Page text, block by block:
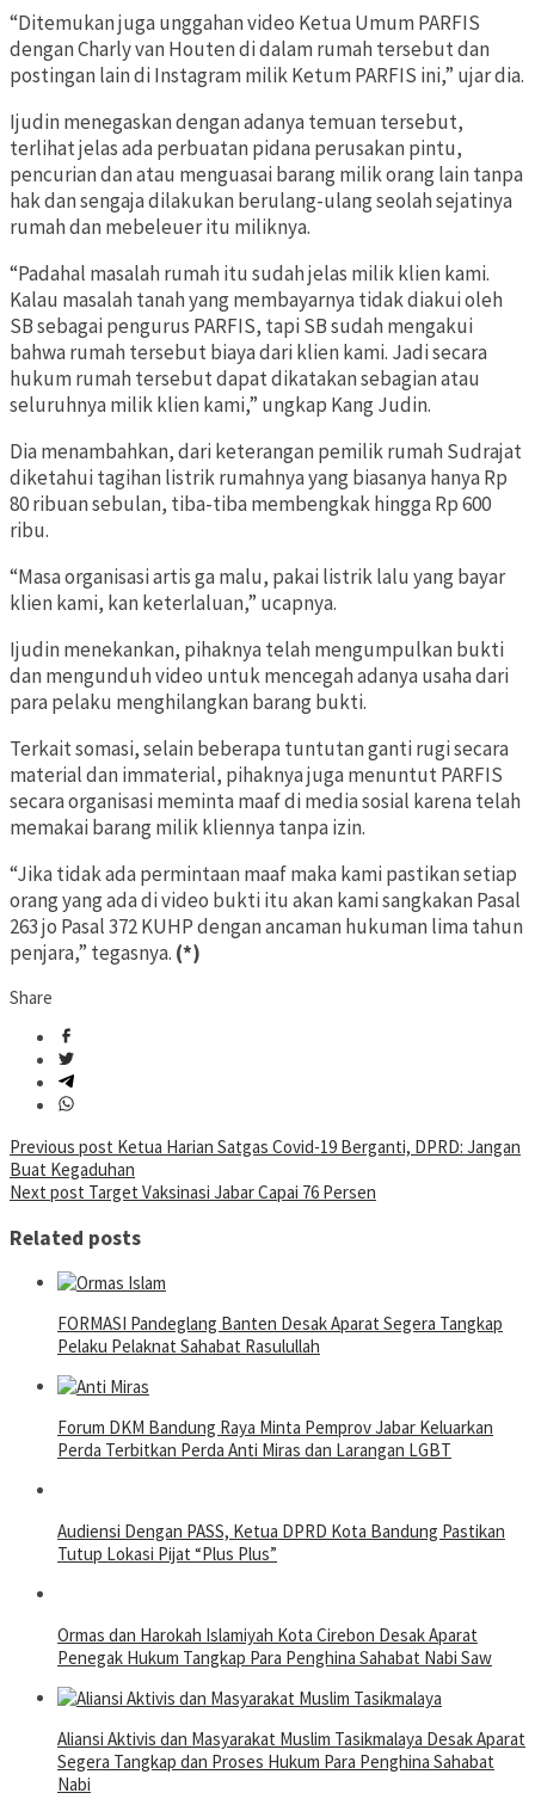
“Ditemukan juga unggahan video Ketua Umum PARFIS
dengan Charly van Houten di dalam rumah tersebut dan
postingan lain di Instagram milik Ketum PARFIS ini,” ujar dia.
Ijudin menegaskan dengan adanya temuan tersebut,
terlihat jelas ada perbuatan pidana perusakan pintu,
pencurian dan atau menguasai barang milik orang lain tanpa
hak dan sengaja dilakukan berulang-ulang seolah sejatinya
rumah dan mebeleuer itu miliknya.
“Padahal masalah rumah itu sudah jelas milik klien kami.
Kalau masalah tanah yang membayarnya tidak diakui oleh
SB sebagai pengurus PARFIS, tapi SB sudah mengakui
bahwa rumah tersebut biaya dari klien kami. Jadi secara
hukum rumah tersebut dapat dikatakan sebagian atau
seluruhnya milik klien kami,” ungkap Kang Judin.
Dia menambahkan, dari keterangan pemilik rumah Sudrajat
diketahui tagihan listrik rumahnya yang biasanya hanya Rp
80 ribuan sebulan, tiba-tiba membengkak hingga Rp 600
ribu.
“Masa organisasi artis ga malu, pakai listrik lalu yang bayar
klien kami, kan keterlaluan,” ucapnya.
Ijudin menekankan, pihaknya telah mengumpulkan bukti
dan mengunduh video untuk mencegah adanya usaha dari
para pelaku menghilangkan barang bukti.
Terkait somasi, selain beberapa tuntutan ganti rugi secara
material dan immaterial, pihaknya juga menuntut PARFIS
secara organisasi meminta maaf di media sosial karena telah
memakai barang milik kliennya tanpa izin.
“Jika tidak ada permintaan maaf maka kami pastikan setiap
orang yang ada di video bukti itu akan kami sangkakan Pasal
263 jo Pasal 372 KUHP dengan ancaman hukuman lima tahun
penjara,” tegasnya. (*)
Share
Post
navigation
Previous post Ketua Harian Satgas Covid-19 Berganti, DPRD: Jangan
Buat Kegaduhan
Next post Target Vaksinasi Jabar Capai 76 Persen
Related posts
FORMASI Pandeglang Banten Desak Aparat Segera Tangkap
Pelaku Pelaknat Sahabat Rasulullah
Forum DKM Bandung Raya Minta Pemprov Jabar Keluarkan
Perda Terbitkan Perda Anti Miras dan Larangan LGBT
Audiensi Dengan PASS, Ketua DPRD Kota Bandung Pastikan
Tutup Lokasi Pijat “Plus Plus”
Ormas dan Harokah Islamiyah Kota Cirebon Desak Aparat
Penegak Hukum Tangkap Para Penghina Sahabat Nabi Saw
Aliansi Aktivis dan Masyarakat Muslim Tasikmalaya Desak Aparat
Segera Tangkap dan Proses Hukum Para Penghina Sahabat
Nabi